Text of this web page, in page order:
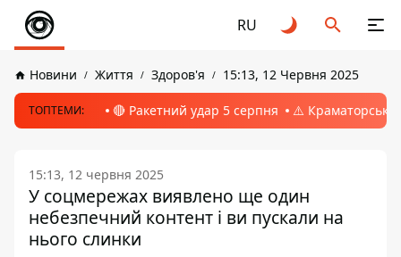
RU
Новини Життя Здоров'я 15:13, 12 Червня 2025
ТОПТЕМИ: 🔴 Ракетний удар 5 серпня ⚠️ Краматорськ,
15:13, 12 червня 2025
У соцмережах виявлено ще один
небезпечний контент і ви пускали на
нього слинки